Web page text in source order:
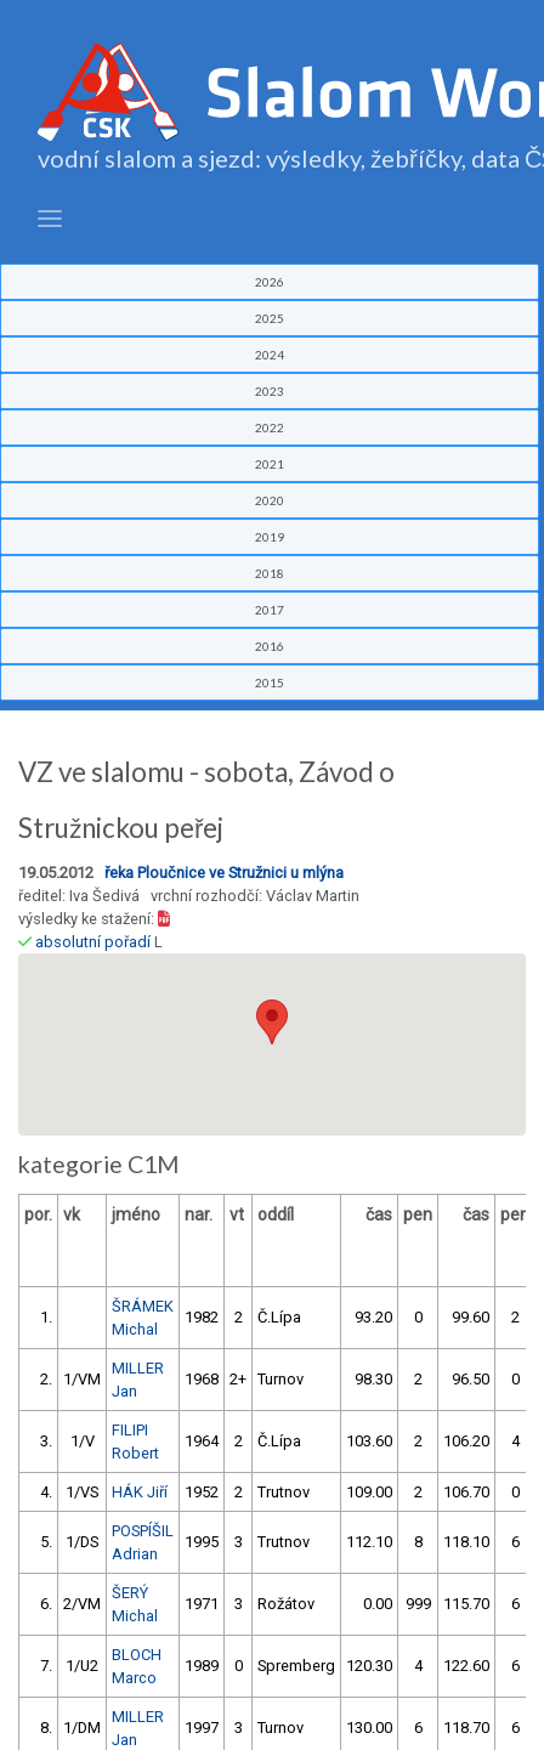
vodní slalom a sjezd: výsledky, žebříčky, data
2026
2025
2024
2023
2022
2021
2020
2019
2018
2017
2016
2015
VZ ve slalomu - sobota, Závod o
Stružnickou peřej
19.05.2012 řeka Ploučnice ve Stružnici u mlýna
ředitel: Iva Šedivá vrchní rozhodčí: Václav Martin
výsledky ke stažení:
absolutní pořadíL
kategorie C1M
por. vk jméno nar. vt oddíl čas pen čas pen
1.
ŠRÁMEK
Michal
1982 2 Č.Lípa 93.20 0 99.60 2
2. 1/VM
MILLER
Jan
1968 2+ Turnov 98.30 2 96.50 0
3. 1/V
FILIPI
Robert
1964 2 Č.Lípa 103.60 2 106.20 4
4. 1/VS HÁK Jiří 1952 2 Trutnov 109.00 2 106.70 0
5. 1/DS
POSPÍŠIL
Adrian
1995 3 Trutnov 112.10 8 118.10 6
6. 2/VM
ŠERÝ
Michal
1971 3 Rožátov 0.00 999 115.70 6
7. 1/U2
BLOCH
Marco
1989 0 Spremberg 120.30 4 122.60 6
8. 1/DM
MILLER
Jan
1997 3 Turnov 130.00 6 118.70 6